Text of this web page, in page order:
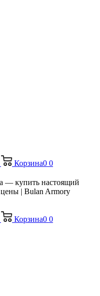
Корзина0 0
— купить настоящий
цены | Bulan Armory
Корзина0 0